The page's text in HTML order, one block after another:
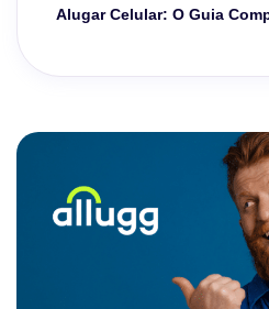
Alugar Celular: O Guia